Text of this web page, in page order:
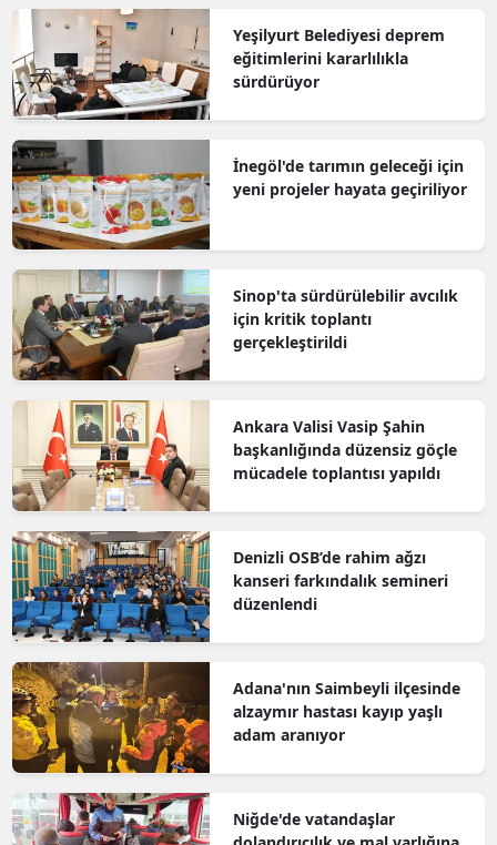
Yeşilyurt Belediyesi deprem
eğitimlerini kararlılıkla
sürdürüyor
İnegöl'de tarımın geleceği için
yeni projeler hayata geçiriliyor
Sinop'ta sürdürülebilir avcılık
için kritik toplantı
gerçekleştirildi
Ankara Valisi Vasip Şahin
başkanlığında düzensiz göçle
mücadele toplantısı yapıldı
Denizli OSB’de rahim ağzı
kanseri farkındalık semineri
düzenlendi
Adana'nın Saimbeyli ilçesinde
alzaymır hastası kayıp yaşlı
adam aranıyor
Niğde'de vatandaşlar